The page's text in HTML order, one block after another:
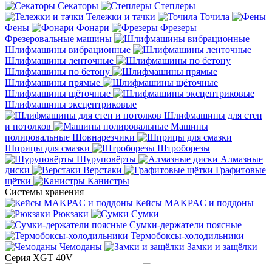
Секаторы
Степлеры
Тележки и тачки
Точила
Фены
Фонари
Фрезеры
Фрезеровальные машины
Шлифмашины вибрационные
Шлифмашины ленточные
Шлифмашины по бетону
Шлифмашины прямые
Шлифмашины щёточные
Шлифмашины эксцентриковые
Шлифмашины для стен
и потолков
Машины
полировальные Шовнарезчики
Шприцы для смазки
Штроборезы
Шуруповёрты
Алмазные
диски
Верстаки
Графитовые
щётки
Канистры
Системы хранения
Кейсы MAKPAC и поддоны
Рюкзаки
Сумки
Сумки-держатели поясные
Термобоксы-холодильники
Чемоданы
Замки и защёлки
Серия XGT 40V